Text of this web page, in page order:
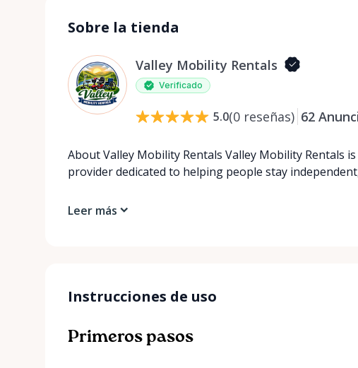
Sobre la tienda
Valley Mobility Rentals
Verificado
5.0(0 reseñas) 62
About Valley Mobility Rentals Valley Mobility Rentals
provider dedicated to helping people stay
Leer más
Instrucciones de uso
Primeros pasos